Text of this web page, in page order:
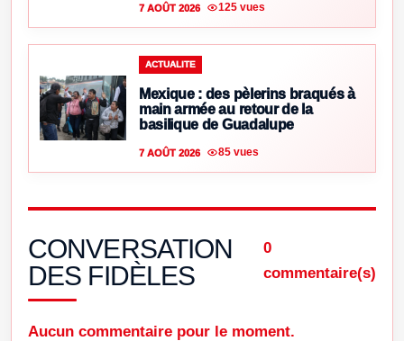
7 AOÛT 2026 125 vues
ACTUALITE
Mexique : des pèlerins braqués à
main armée au retour de la
basilique de Guadalupe
7 AOÛT 2026 85 vues
CONVERSATION
DES FIDÈLES
0
commentaire(s)
Aucun commentaire pour le moment.